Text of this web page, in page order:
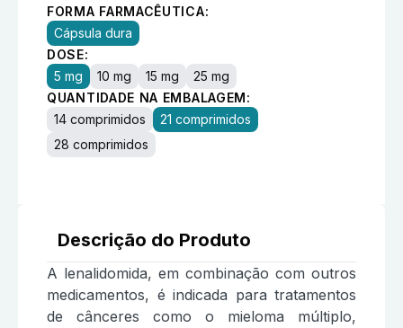
FORMA FARMACÊUTICA:
Cápsula dura
DOSE:
5 mg
10 mg 15 mg
25 mg
QUANTIDADE NA EMBALAGEM:
14 comprimidos
21 comprimidos
28 comprimidos
Descrição do Produto
A lenalidomida, em combinação com outros
medicamentos, é indicada para tratamentos
de cânceres como o mieloma múltiplo,